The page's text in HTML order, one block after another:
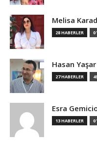
Melisa
28 HABERLER 0
Hasan Yaşar
27 HABERLER
Esra
13 HABERLER 0